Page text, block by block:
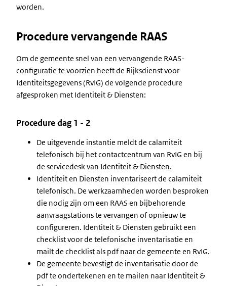
worden.
Procedure vervangende RAAS
Om de gemeente snel van een vervangende RAAS-
configuratie te voorzien heeft de Rijksdienst voor
Identiteitsgegevens (RvIG) de volgende procedure
afgesproken met Identiteit & Diensten:
Procedure dag 1 - 2
De uitgevende instantie meldt de calamiteit
telefonisch bij het contactcentrum van RvIG en bij
de servicedesk van Identiteit & Diensten.
Identiteit en Diensten inventariseert de calamiteit
telefonisch. De werkzaamheden worden besproken
die nodig zijn om een RAAS en bijbehorende
aanvraagstations te vervangen of opnieuw te
configureren. Identiteit & Diensten gebruikt een
checklist voor de telefonische inventarisatie en
mailt de checklist als pdf naar de gemeente en RvIG.
De gemeente bevestigt de inventarisatie door de
pdf te ondertekenen en te mailen naar Identiteit &